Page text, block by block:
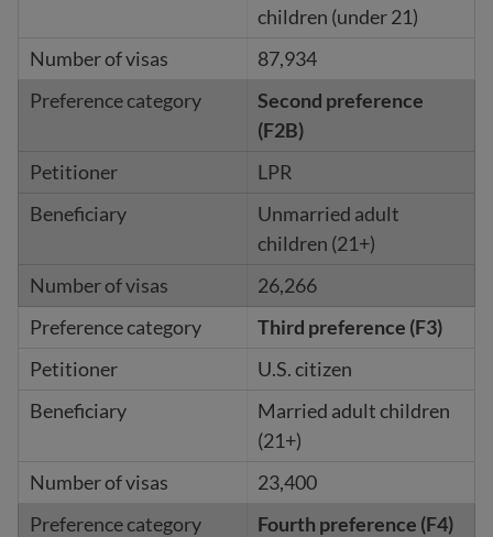
children (under 21)
87,934
Second preference
(F2B)
LPR
Unmarried adult
children (21+)
26,266
Third preference (F3)
U.S. citizen
Married adult children
(21+)
23,400
Fourth preference (F4)